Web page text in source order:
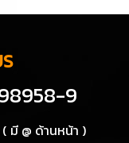
9
( มี @ ด้านหน้า )